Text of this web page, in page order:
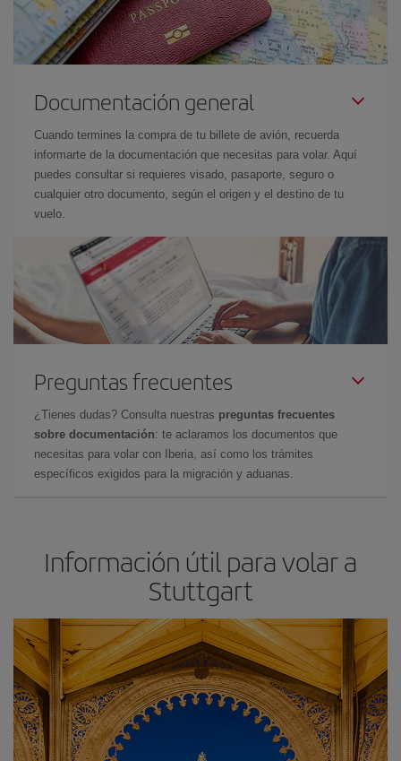
Documentación general
Cuando termines la compra de tu billete de avión, recuerda
informarte de la documentación que necesitas para volar. Aquí
puedes consultar si requieres visado, pasaporte, seguro o
cualquier otro documento, según el origen y el destino de tu
vuelo.
Preguntas frecuentes
¿Tienes dudas? Consulta nuestras preguntas frecuentes
sobre documentación: te aclaramos los documentos que
necesitas para volar con Iberia, así como los trámites
específicos exigidos para la migración y aduanas.
Información útil para volar a
Stuttgart